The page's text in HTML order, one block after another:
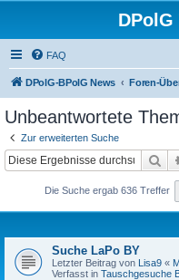
FAQ
DPolG-BPolG News Foren-
Unbeantwortete
Zur erweiterten Suche
Die Suche ergab 636 Treffer
Suche LaPo BY
Letzter Beitrag von Lisa9 «
Verfasst in Tauschgesuche